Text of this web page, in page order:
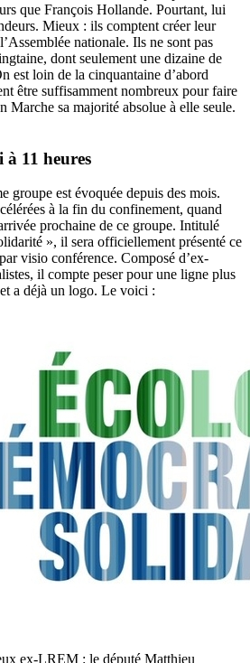
que François Hollande. Pourtant, lui
Mieux : ils comptent créer leur
nationale. Ils ne sont pas
dont seulement une dizaine de
est loin de la cinquantaine d’abord
être suffisamment nombreux pour faire
Marche sa majorité absolue à elle seule.
à 11 heures
groupe est évoquée depuis des mois.
à la fin du confinement, quand
prochaine de ce groupe. Intitulé
», il sera officiellement présenté ce
visio conférence. Composé d’ex-
il compte peser pour une ligne plus
a déjà un logo. Le voici :
ex-LREM : le député Matthieu